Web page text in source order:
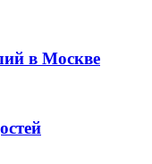
в Москве